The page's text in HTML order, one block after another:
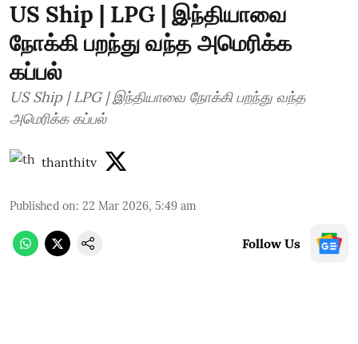
US Ship | LPG | இந்தியாவை
நோக்கி பறந்து வந்த அமெரிக்க
கப்பல்
US Ship | LPG | இந்தியாவை நோக்கி பறந்து வந்த
அமெரிக்க கப்பல்
thanthitv
Published on: 22 Mar 2026, 5:49 am
Follow Us